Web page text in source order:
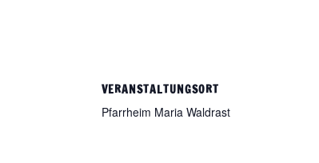
VERANSTALTUNGSORT
Pfarrheim Maria Waldrast